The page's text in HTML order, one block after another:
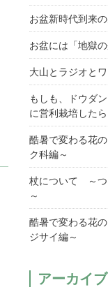
お盆新時代到来
お盆には「地獄の
大山とラジオと
もしも、ドウダ
に営利栽培したら
酷暑で変わる花
ク科編～
杖について ～つ
～
酷暑で変わる花
ジサイ編～
アーカイブ